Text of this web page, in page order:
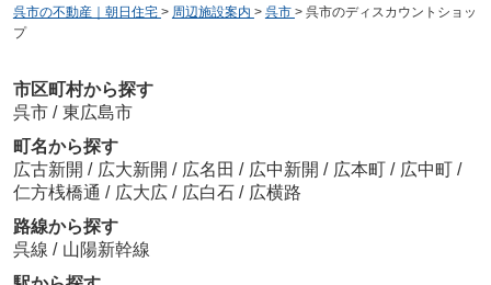
呉市の不動産｜朝日住宅 > 周辺施設案内 > 呉市 > 呉市のディスカウントショッ
プ
市区町村から探す
呉市 / 東広島市
町名から探す
広古新開 / 広大新開 / 広名田 / 広中新開 / 広本町 / 広中町 /
仁方桟橋通 / 広大広 / 広白石 / 広横路
路線から探す
呉線 / 山陽新幹線